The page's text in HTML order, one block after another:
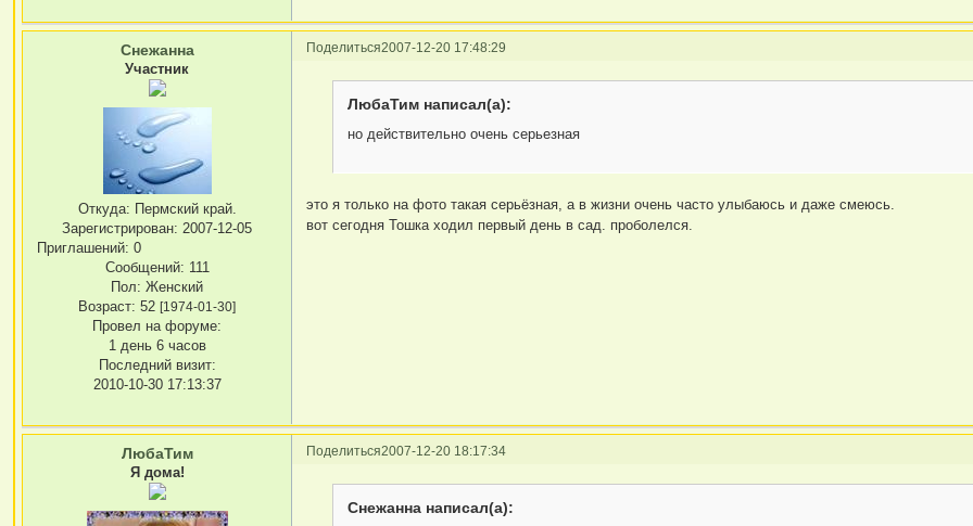
Поделиться2007-12-20 17:48:29
Снежанна
Участник
Откуда: Пермский край.
Зарегистрирован: 2007-12-05
Приглашений: 0
Сообщений: 111
Пол: Женский
Возраст: 52[1974-01-30]
Провел на форуме:
1 день 6 часов
Последний визит:
2010-10-30 17:13:37
ЛюбаТим написал(а):
но действительно очень серьезная
это я только на фото такая серьёзная, а в жизни очень часто улыбаюсь и даже смеюсь.
вот сегодня Тошка ходил первый день в сад. проболелся.
Поделиться2007-12-20 18:17:34
ЛюбаТим
Я дома!
Снежанна написал(а):